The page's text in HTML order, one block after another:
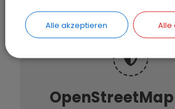
Alle akzeptieren Alle